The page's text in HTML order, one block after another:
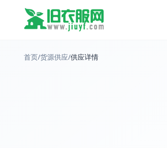
首页/货源供应/供应详情